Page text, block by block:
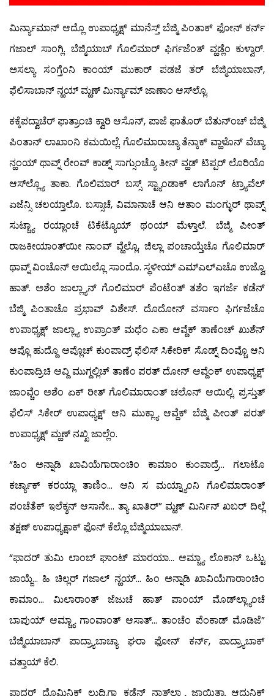
ಮಿರ್ನ್ಯಾಮಾನ್ ಆದ್ಲೊ ಉಪಾಧ್ಯಕ್ಷ್ ಮಾನೆಸ್ತ್ ಬೆಜ್ಮಿ ಪಿಂತಾಕ್ ಫೋನ್ ಕರ್ನ್
ಗಜಾಲ್ ಸಾಂಗ್ಲಿ. ಬೆಜ್ಮಿಯಾಬ್ ಗೊಲಿಮಾರ್ ಫಿರ್ಗಜೆಂತ್ ವ್ಹಡ್ಲೆಂ ಕುಳ್ವಾರ್.
ಅಸಲ್ಯಾ ಸಂಗ್ತೆಂನಿ ಕಾಂಯ್ ಮುಕಾರ್ ಪಡಜೆ ತರ್ ಬೆಜ್ಮಿಯಾಬಾನ್,
ಫೆಲಿಸಾಬಾನ್ ನ್ಹಯ್ ಮ್ಹಣ್ ಮಿರ್ನ್ಯಾಮ್ ಜಾಣಾಂ ಆಸ್‍ಲ್ಲೊ.
ಕಕ್ಕೆಪದ್ವಾಚೆರ್ ಫಾತ್ರಾಂಚಿ ಕ್ವಾರಿ ಆಸೊನ್, ಪಾಜೆ ಫಾತೊರ್ ಬೆತುನ್‍ಂಚ್ ಬೆಜ್ಮಿ
ಪಿಂತಾನ್ ಲಾಖಾಂನಿ ಕಮಯಿಲ್ಲೆ. ಗೊಲಿಮಾರಾಚ್ಯಾ ತೆನ್ಕಾಕ್ ವ್ಹಾಳೊನ್ ವೆಚ್ಯಾ
ನ್ಹಂಯ್ ಥಾವ್ನ್ ರೇಂವ್ ಕಾಡ್ನ್ ಸಾಗ್ಸುಂಚ್ಯೊ ತೀನ್ ವ್ಹಡ್ ಟಿಪ್ಪರ್ ಲೊರಿಯೊ
ಆಸ್‍ಲ್ಲ್ಯೊ ತಾಕಾ. ಗೊಲಿಮಾರ್ ಬಸ್ಸ್ ಸ್ಟ್ಯಾಂಡಾಕ್ ಲಾಗೊನ್ ಟ್ರ್ಯಾವೆಲ್
ಏಜೆನ್ಸಿ ಚಲಯ್ತಾಲೊ. ಬಸ್ಸಾಚೆ, ವಿಮಾನಾಚೆ ಆನಿ ಆತಾಂ ಮಂಗ್ಳುರ್ ಥಾವ್ನ್
ಸುಟ್ಚ್ಯಾ ರಯ್ಲಾಂಚೆ ಟಿಕೆಟ್ಯೊಯ್ ಥಂಯ್ ಮೆಳ್ತಾಲೆ. ಬೆಜ್ಮಿ ಪೀಂತ್
ರಾಜಕೀಯಾಂತ್‍ಯೀ ನಾಂವ್ ವ್ಹೆಲ್ಲೊ, ಜಿಲ್ಲಾ ಪಂಚಾಯ್ತೆಚೊ ಗೊಲಿಮಾರ್
ಥಾವ್ನ್ ವಿಂಚೊನ್ ಆಯಿಲ್ಲೊ ಸಾಂದೊ. ಸ್ಥಳೀಯ್ ಎಮ್‍ಎಲ್‍ಎಚೊ ಉಜ್ವೊ
ಹಾತ್. ಅಶೆಂ ಜಾಲ್ಲ್ಯಾನ್ ಗೊಲಿಮಾರ್ ಪೆಂಟೆಂತ್ ತಶೆಂ ಇಗರ್ಜೆ ಕಡೆನ್
ಬೆಜ್ಮಿ ಪಿಂತಾಚೊ ಪ್ರಭಾವ್ ವಿಶೇಸ್. ದೊದೋನ್ ವರ್ಸಾಂ ಫಿರ್ಗಜೆಚೊ
ಉಪಾಧ್ಯಕ್ಷ್ ಜಾಲ್ಲ್ಯಾ ಉಪ್ರಾಂತ್ ಮಧೆಂ ಎಕಾ ಆವ್ದೆಕ್ ತಾಣೆಂಚ್ ಖುಶೆನ್
ಆಪ್ಲೊ ಹುದ್ದೊ ಆಪ್ಲೊಚ್ ಕುಂಪಾದ್ರ್ ಫೆಲಿಸ್ ಸಿಕೇರಿಕ್ ಸೊಡ್ನ್ ದಿಂವ್ಚೊ ಆನಿ
ಕುಂಪಾದ್ರಿಚಿ ಆವ್ದಿ ಮುಗ್ದಲ್ಲಿಚ್ ತಾಣೆಂ ಪರತ್ ದೋನ್ ಆವ್ದೆಂಕ್ ಉಪಾಧ್ಯಕ್ಷ್
ಜಾಂವ್ಚೆಂ ಅಶೆಂ ಏಕ್ ರೀತ್ ಗೊಲಿಮಾರಾಂತ್ ಚಲೊನ್ ಆಯಿಲ್ಲಿ. ಪ್ರಸ್ತುತ್
ಫೆಲಿಸ್ ಸಿಕೇರ್ ಉಪಾಧ್ಯಕ್ಷ್ ಆನಿ ಮುಕ್ಲ್ಯಾ ಆವ್ದೆಕ್ ಬೆಜ್ಮಿ ಪೀಂತ್ ಪರತ್
ಉಪಾಧ್ಯಕ್ಷ್ ಮ್ಹಣ್ ನಖ್ಖಿ ಜಾಲ್ಲೆಂ.
“ಹಿಂ ಅನ್ನಾಡಿ ಖಾವಿಯೆಗಾರಾಂಚಿಂ ಕಾಮಾಂ ಕುಂಪಾದ್ರೆ… ಗಲಾಟೊ
ಕರ್ಚ್ಯಾಕ್ ಕರಯ್ಲಾ ತಾಣಿಂ… ಆನಿ ಸ ಮಯ್ನ್ಯಾಂನಿ ಗೊಲಿಮಾರಾಂತ್
ಪಂಚೆತೆಕ್ ಇಲೆಕ್ಶನ್ ಆಸಾನೇ… ತ್ಯಾ ಖಾತಿರ್” ಮ್ಹಣ್ ಮಿರ್ನಿನ್ ಖಬರ್ ದಿಲ್ಲೆ
ತಕ್ಷಣ್ ಉಪಾಧ್ಯಕ್ಷಾಕ್ ಫೊನ್ ಕೆಲ್ಲೊ ಬೆಜ್ಮಿಯಾಬಾನ್.
“ಫಾದರ್ ತುಮಿ ಲಾಂಬ್ ಘಾಂಟ್ ಮಾರಯಾ… ಆಮ್ಚ್ಯಾ ಲೊಕಾನ್ ಒಟ್ಟು
ಜಾಯ್ಜೆ… ಹಿ ಚಿಲ್ಲರ್ ಗಜಾಲ್ ನ್ಹಯ್… ಹಿಂ ಅನ್ನಾಡಿ ಖಾವಿಯೆಗಾರಾಂಚಿಂ
ಕಾಮಾಂ… ಮಿಲಾರಾಂತ್ ಜೆಜುಚೆ ಹಾತ್ ಪಾಂಯ್ ಮೊಡ್‍ಲ್ಲ್ಯಾಂಚೆ
ಬಾಪುಯ್ ಆಮ್ಚ್ಯಾ ಗಾಂವಾಂತ್ ಆಸಾತ್… ತಾಂಚೆಂ ಪೆಂಕಾಡ್ ಮೊಡಿಜೆ”
ಬೆಜ್ಮಿಯಾಬಾನ್ ಪಾದ್ರ್ಯಾಬಾಚ್ಯಾ ಘರಾ ಫೋನ್ ಕರ್ನ್, ಪಾದ್ರ್ಯಾಬಾಕ್
ವತ್ತಾಯ್ ಕೆಲಿ.
ಫಾದರ್ ದೊಮಿನಿಕ್ ಲುದ್ರಿಗಾ ಕಡೆನ್ ನಾತ್‍ಲ್ಲ್ಯಾ ಜಾಯಿತ್ತ್ಯಾ ಆಧುನಿಕ್